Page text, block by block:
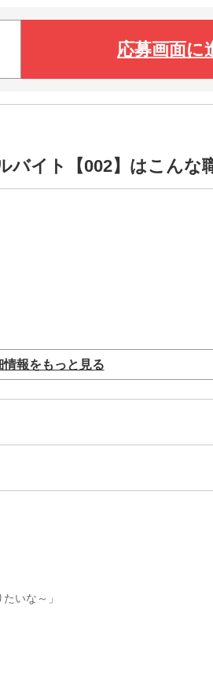
応募画面に
イト【002】はこんな
情報をもっと見る
いな～」